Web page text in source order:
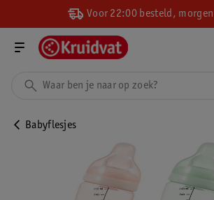
Voor 22:00 besteld,
Babyflesjes